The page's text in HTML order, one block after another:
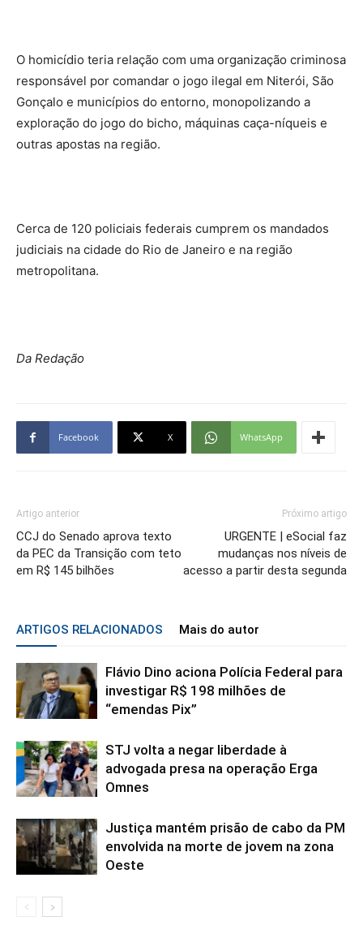
O homicídio teria relação com uma organização criminosa
responsável por comandar o jogo ilegal em Niterói, São
Gonçalo e municípios do entorno, monopolizando a
exploração do jogo do bicho, máquinas caça-níqueis e
outras apostas na região.
Cerca de 120 policiais federais cumprem os mandados
judiciais na cidade do Rio de Janeiro e na região
metropolitana.
Da Redação
Facebook X WhatsApp
Artigo anterior
CCJ do Senado aprova texto
da PEC da Transição com teto
em R$ 145 bilhões
Próximo artigo
URGENTE | eSocial faz
mudanças nos níveis de
acesso a partir desta segunda
ARTIGOS RELACIONADOS Mais do autor
Flávio Dino aciona Polícia Federal para
investigar R$ 198 milhões de
“emendas Pix”
STJ volta a negar liberdade à
advogada presa na operação Erga
Omnes
Justiça mantém prisão de cabo da PM
envolvida na morte de jovem na zona
Oeste